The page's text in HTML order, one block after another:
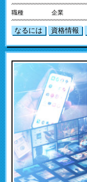
職種 企業
なるには 資格情報